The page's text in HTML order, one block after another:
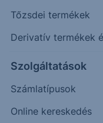
Tőzsdei termékek
Derivatív termékek
Szolgáltatások
Számlatípusok
Online kereskedés